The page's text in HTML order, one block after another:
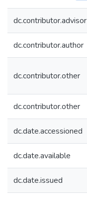
Statistics
dc.contributor.advisor
dc.contributor.author
dc.contributor.other
dc.contributor.other
dc.date.accessioned
dc.date.available
dc.date.issued